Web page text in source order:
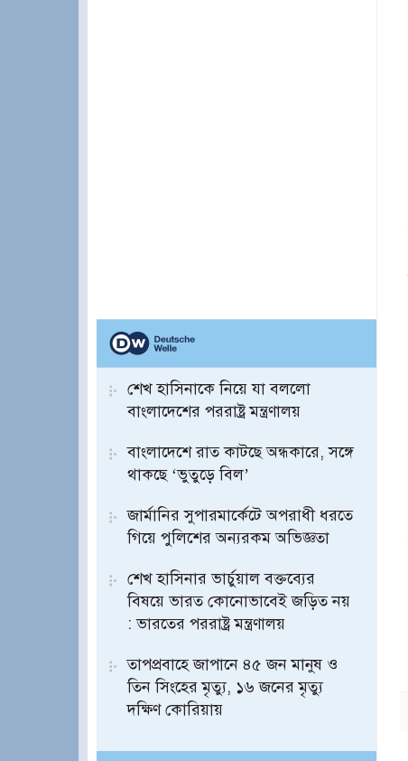
শেখ হাসিনাকে নিয়ে যা বললো
বাংলাদেশের পররাষ্ট্র মন্ত্রণালয়
বাংলাদেশে রাত কাটছে অন্ধকারে, সঙ্গে
থাকছে ‘ভুতুড়ে বিল’
জার্মানির সুপারমার্কেটে অপরাধী ধরতে
গিয়ে পুলিশের অন্যরকম অভিজ্ঞতা
শেখ হাসিনার ভার্চুয়াল বক্তব্যের
বিষয়ে ভারত কোনোভাবেই জড়িত নয়
: ভারতের পররাষ্ট্র মন্ত্রণালয়
তাপপ্রবাহে জাপানে ৪৫ জন মানুষ ও
তিন সিংহের মৃত্যু, ১৬ জনের মৃত্যু
দক্ষিণ কোরিয়ায়